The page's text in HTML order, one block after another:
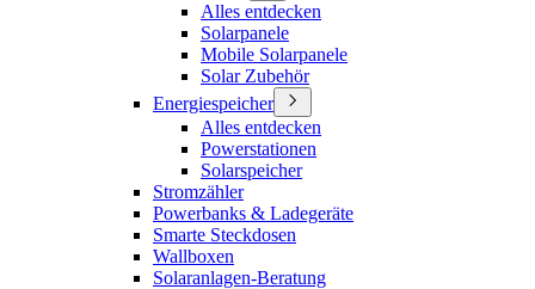
Alles entdecken
Solarpanele
Mobile Solarpanele
Solar Zubehör
Energiespeicher
Alles entdecken
Powerstationen
Solarspeicher
Stromzähler
Powerbanks & Ladegeräte
Smarte Steckdosen
Wallboxen
Solaranlagen-Beratung